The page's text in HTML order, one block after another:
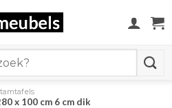
x 100 cm 6 cm dik